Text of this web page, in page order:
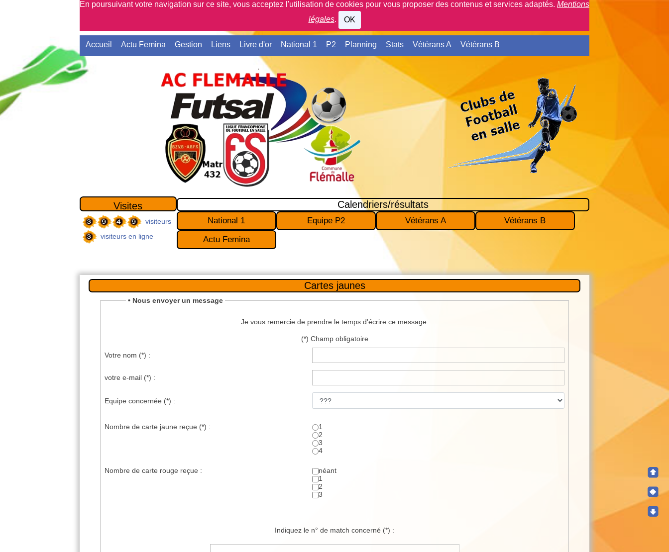
En poursuivant votre navigation sur ce site, vous acceptez l'utilisation de cookies pour vous proposer des contenus et services adaptés. Mentions
légales. OK
Accueil
Connexion
Actu Femina Gestion Liens Livre d'or National 1 P2 Planning Stats Vétérans A Vétérans B
Visites
visiteurs
visiteurs en ligne
Calendriers/résultats
National 1 Equipe P2 Vétérans A
Vétérans B
Actu Femina
Cartes jaunes
• Nous envoyer un message
Je vous remercie de prendre le temps d'écrire ce message.
(*) Champ obligatoire
Votre nom (*) :
votre e-mail (*) :
Equipe concernée (*) :
Nombre de carte jaune reçue (*) :
1
2
3
4
Nombre de carte rouge reçue :
néant
1
2
3
Indiquez le n° de match concerné (*) :